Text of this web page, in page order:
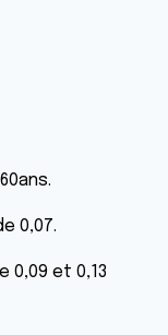
0,07.
0,09 et 0,13